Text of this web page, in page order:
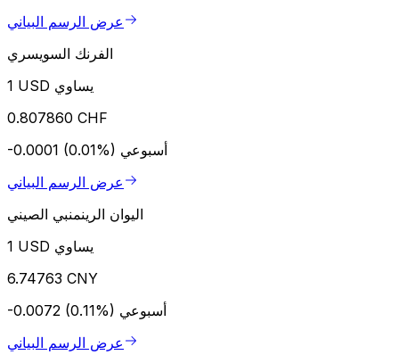
عرض الرسم البياني
الفرنك السويسري
1 USD يساوي
0.807860 CHF
-0.0001 (0.01%) أسبوعي
عرض الرسم البياني
اليوان الرينمنبي الصيني
1 USD يساوي
6.74763 CNY
-0.0072 (0.11%) أسبوعي
عرض الرسم البياني